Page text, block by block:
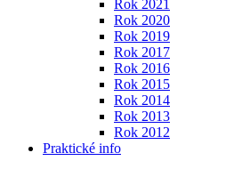
Rok 2021
Rok 2020
Rok 2019
Rok 2017
Rok 2016
Rok 2015
Rok 2014
Rok 2013
Rok 2012
Praktické info